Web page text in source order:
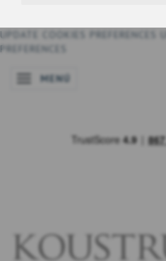
UPDATE COOKIES PREFERENCES
PREFERENCES
NAVEGACIÓN DE PALANCA
MENÚ